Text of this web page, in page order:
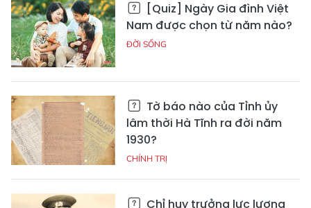
[Quiz] Ngày Gia đình Việt
Nam được chọn từ năm nào?
ĐỜI SỐNG
Tờ báo nào của Tỉnh ủy
lâm thời Hà Tĩnh ra đời năm
1930?
CHÍNH TRỊ
Chỉ huy trưởng lực lượng